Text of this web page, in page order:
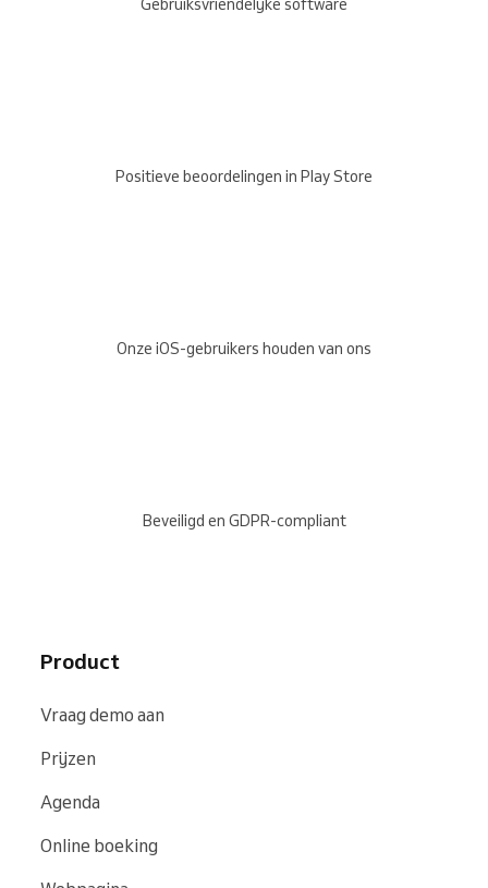
Gebruiksvriendelijke software
Positieve beoordelingen in Play Store
Onze iOS-gebruikers houden van ons
Beveiligd en GDPR-compliant
Product
Vraag demo aan
Prijzen
Agenda
Online boeking